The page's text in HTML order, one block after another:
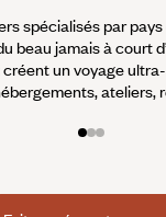
spécialisés par
beau jamais à court
un voyage
ateliers,